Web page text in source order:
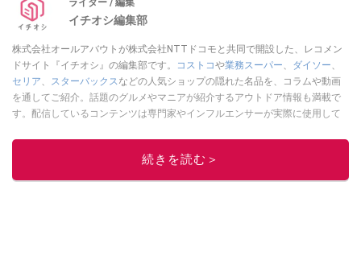
ライター / 編集
イチオシ編集部
株式会社オールアバウトが株式会社NTTドコモと共同で開設した、レコメン
ドサイト『イチオシ』の編集部です。
コストコや業務スーパー ダイソー
セリア
スターバックス などの人気ショップの隠れた名品を、コラムや動画
を通してご紹介。話題のグルメやマニアが紹介するアウトドア情報も満載で
す。配信しているコンテンツは専門家やインフルエンサーが実際に使用して
ニュースでフォロー
続きを読む＞